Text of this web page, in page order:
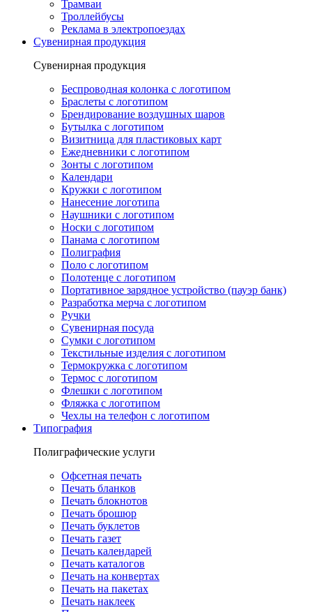
Трамваи
Троллейбусы
Реклама в электропоездах
Сувенирная продукция
Сувенирная продукция
Беспроводная колонка с логотипом
Браслеты с логотипом
Брендирование воздушных шаров
Бутылка с логотипом
Визитница для пластиковых карт
Ежедневники с логотипом
Зонты с логотипом
Календари
Кружки с логотипом
Нанесение логотипа
Наушники с логотипом
Носки с логотипом
Панама с логотипом
Полиграфия
Поло с логотипом
Полотенце с логотипом
Портативное зарядное устройство (пауэр банк)
Разработка мерча с логотипом
Ручки
Сувенирная посуда
Сумки с логотипом
Текстильные изделия с логотипом
Термокружка с логотипом
Термос с логотипом
Флешки с логотипом
Фляжка с логотипом
Чехлы на телефон с логотипом
Типография
Полиграфические услуги
Офсетная печать
Печать бланков
Печать блокнотов
Печать брошюр
Печать буклетов
Печать газет
Печать календарей
Печать каталогов
Печать на конвертах
Печать на пакетах
Печать наклеек